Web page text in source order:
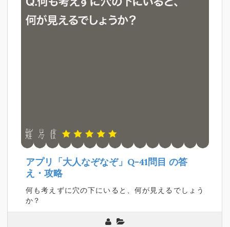
アプリ「大人なぞなぞ」Q-41問目 の答
え・攻略
何も考えずに穴の下にいると、何が見えるでしょう
か？